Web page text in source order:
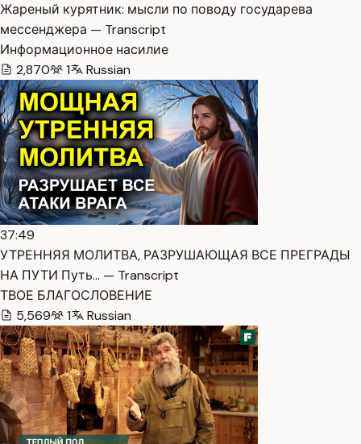
Жареный курятник: мысли по поводу государева
мессенджера — Transcript
Информационное насилие
2,870
1 Russian
37:49
УТРЕННЯЯ МОЛИТВА, РАЗРУШАЮЩАЯ ВСЕ ПРЕГРАДЫ
НА ПУТИ Путь… — Transcript
ТВОЕ БЛАГОСЛОВЕНИЕ
5,569
1 Russian